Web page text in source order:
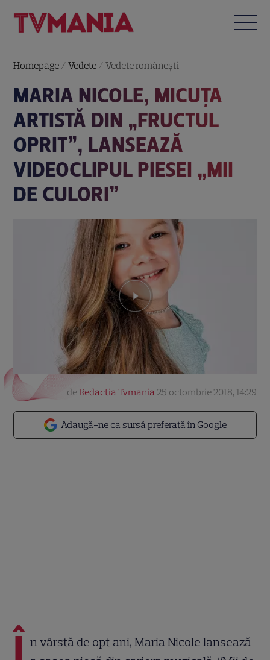
Homepage /Vedete /Vedete româneşti
MARIA NICOLE, MICUȚA
ARTISTĂ DIN „FRUCTUL
OPRIT”, LANSEAZĂ
VIDEOCLIPUL PIESEI „MII
DE CULORI”
Adaugă-ne ca sursă preferată în Google
deRedactia Tvmania 25 octombrie 2018, 14:29
n vârstă de opt ani, Maria Nicole lansează